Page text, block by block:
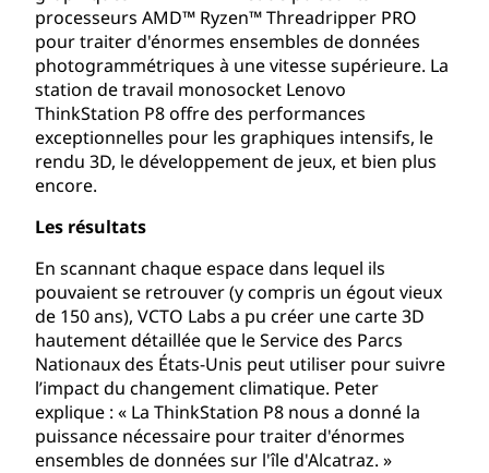
processeurs AMD™ Ryzen™ Threadripper PRO
pour traiter d'énormes ensembles de données
photogrammétriques à une vitesse supérieure. La
station de travail monosocket Lenovo
ThinkStation P8 offre des performances
exceptionnelles pour les graphiques intensifs, le
rendu 3D, le développement de jeux, et bien plus
encore.
Les résultats
En scannant chaque espace dans lequel ils
pouvaient se retrouver (y compris un égout vieux
de 150 ans), VCTO Labs a pu créer une carte 3D
hautement détaillée que le Service des Parcs
Nationaux des États-Unis peut utiliser pour suivre
l’impact du changement climatique. Peter
explique : « La ThinkStation P8 nous a donné la
puissance nécessaire pour traiter d'énormes
ensembles de données sur l'île d'Alcatraz. »